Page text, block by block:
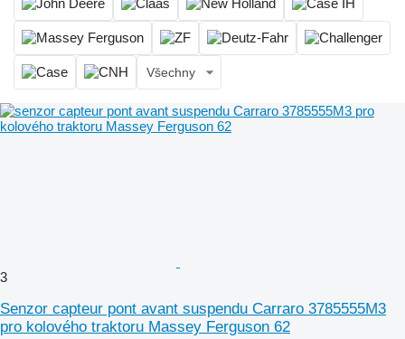
Všechny
3
Senzor capteur pont avant suspendu Carraro 3785555M3
pro kolového traktoru Massey Ferguson 62